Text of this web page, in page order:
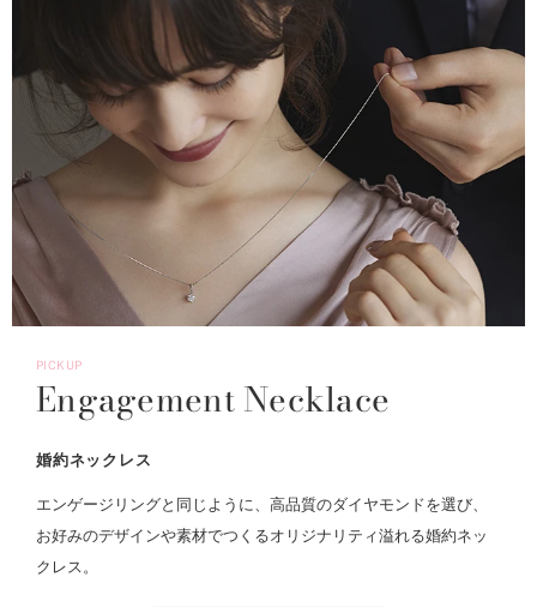
PICKUP
Engagement Necklace
婚約ネックレス
エンゲージリングと同じように、高品質のダイヤモンドを選び、
お好みのデザインや素材でつくるオリジナリティ溢れる婚約ネッ
クレス。